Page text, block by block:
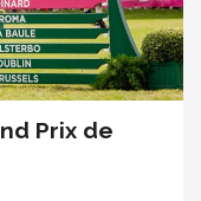
Prix de